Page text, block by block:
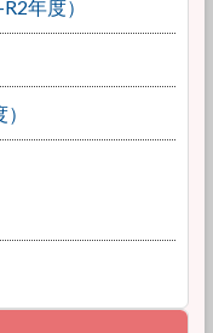
年度）